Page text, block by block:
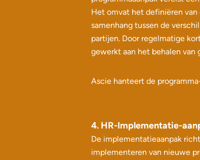
Het omvat het definiëren
samenhang tussen de
partijen. Door regelmatige
gewerkt aan het behalen
Ascie hanteert de
4. HR-Implementatie-
De implementatieaanpak
implementeren van nieuwe